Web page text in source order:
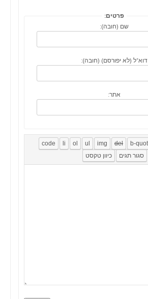
פרטים:
שם (חובה):
דוא"ל (לא יפורסם) (חובה):
אתר: